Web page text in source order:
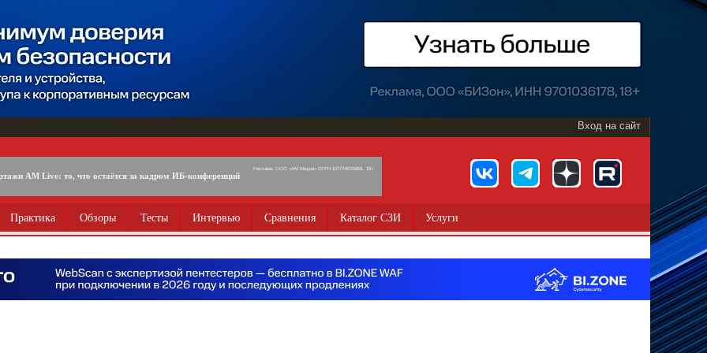
Вход на сайт
AM Live: то, что остаётся за кадром ИБ-конференций
Реклама. ООО «АМ Медиа» ОГРН 1077746725891, 18+
Практика Обзоры Тесты Интервью Сравнения Каталог СЗИ Услуги